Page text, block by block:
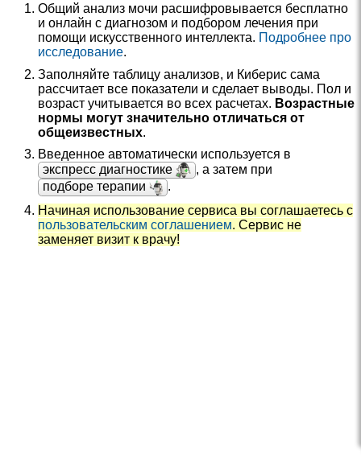
Общий анализ мочи расшифровывается бесплатно
и онлайн с диагнозом и подбором лечения при
помощи искусственного интеллекта. Подробнее про
исследование.
Заполняйте таблицу анализов, и Киберис сама
рассчитает все показатели и сделает выводы. Пол и
возраст учитывается во всех расчетах. Возрастные
нормы могут значительно отличаться от
общеизвестных.
Введенное автоматически используется в
экспресс диагностике
, а затем при
подборе терапии
.
Начиная использование сервиса вы соглашаетесь с
пользовательским соглашением. Сервис не
заменяет визит к врачу!